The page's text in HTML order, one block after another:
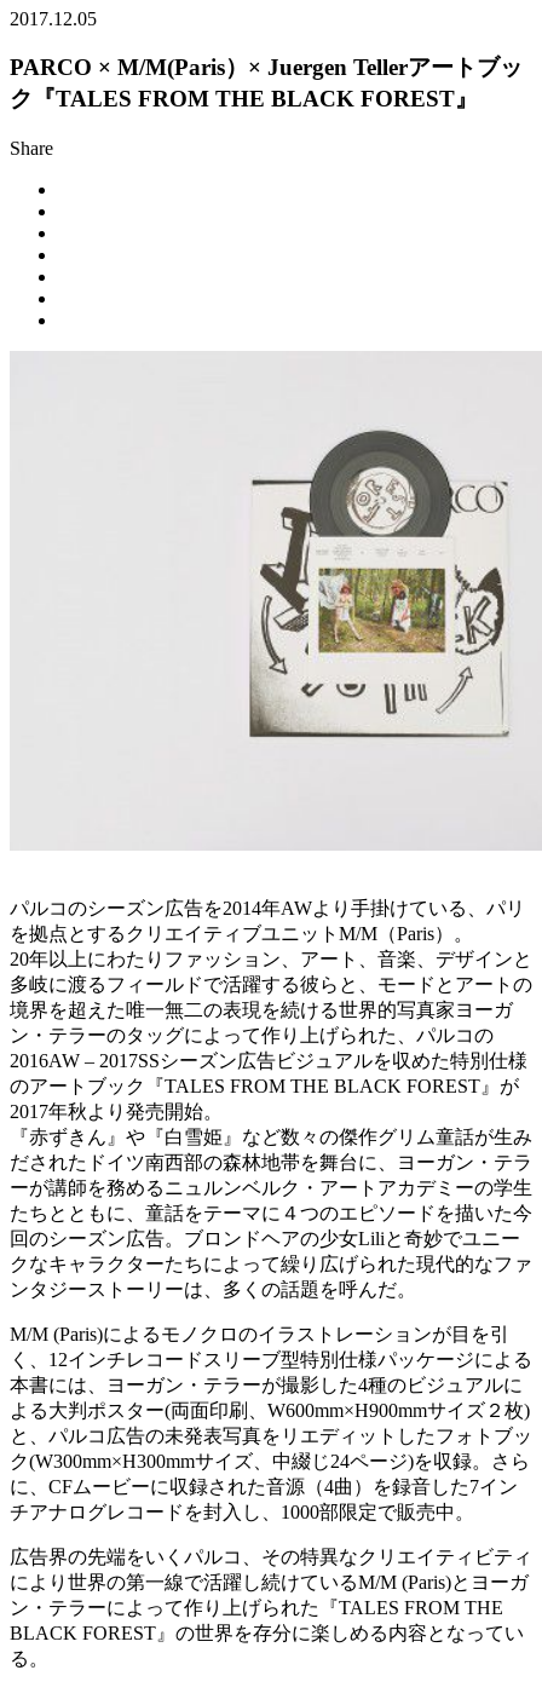
2017.12.05
PARCO × M/M(Paris）× Juergen Tellerアートブッ
ク『TALES FROM THE BLACK FOREST』
Share
パルコのシーズン広告を2014年AWより手掛けている、パリ
を拠点とするクリエイティブユニットM/M（Paris）。
20年以上にわたりファッション、アート、音楽、デザインと
多岐に渡るフィールドで活躍する彼らと、モードとアートの
境界を超えた唯一無二の表現を続ける世界的写真家ヨーガ
ン・テラーのタッグによって作り上げられた、パルコの
2016AW – 2017SSシーズン広告ビジュアルを収めた特別仕様
のアートブック『TALES FROM THE BLACK FOREST』が
2017年秋より発売開始。
『赤ずきん』や『白雪姫』など数々の傑作グリム童話が生み
だされたドイツ南西部の森林地帯を舞台に、ヨーガン・テラ
ーが講師を務めるニュルンベルク・アートアカデミーの学生
たちとともに、童話をテーマに４つのエピソードを描いた今
回のシーズン広告。ブロンドヘアの少女Liliと奇妙でユニー
クなキャラクターたちによって繰り広げられた現代的なファ
ンタジーストーリーは、多くの話題を呼んだ。
M/M (Paris)によるモノクロのイラストレーションが目を引
く、12インチレコードスリーブ型特別仕様パッケージによる
本書には、ヨーガン・テラーが撮影した4種のビジュアルに
よる大判ポスター(両面印刷、W600mm×H900mmサイズ２枚)
と、パルコ広告の未発表写真をリエディットしたフォトブッ
ク(W300mm×H300mmサイズ、中綴じ24ページ)を収録。さら
に、CFムービーに収録された音源（4曲）を録音した7イン
チアナログレコードを封入し、1000部限定で販売中。
広告界の先端をいくパルコ、その特異なクリエイティビティ
により世界の第一線で活躍し続けているM/M (Paris)とヨーガ
ン・テラーによって作り上げられた『TALES FROM THE
BLACK FOREST』の世界を存分に楽しめる内容となってい
る。